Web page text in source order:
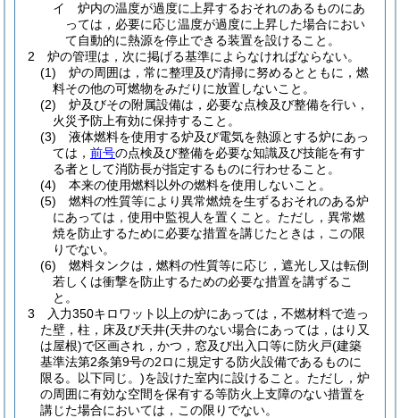
イ
炉内の温度が過度に上昇するおそれのあるものにあ
っては，必要に応じ温度が過度に上昇した場合におい
て自動的に熱源を停止できる装置を設けること。
2
炉の管理は，次に掲げる基準によらなければならない。
(1)
炉の周囲は，常に整理及び清掃に努めるとともに，燃
料その他の可燃物をみだりに放置しないこと。
(2)
炉及びその附属設備は，必要な点検及び整備を行い，
火災予防上有効に保持すること。
(3)
液体燃料を使用する炉及び電気を熱源とする炉にあっ
ては， 前号の点検及び整備を必要な知識及び技能を有す
る者として消防長が指定するものに行わせること。
(4)
本来の使用燃料以外の燃料を使用しないこと。
(5)
燃料の性質等により異常燃焼を生ずるおそれのある炉
にあっては，使用中監視人を置くこと。 ただし，異常燃
焼を防止するために必要な措置を講じたときは，この限
りでない。
(6)
燃料タンクは，燃料の性質等に応じ，遮光し又は転倒
若しくは衝撃を防止するための必要な措置を講ずるこ
と。
3
入力350キロワット以上の炉にあっては，不燃材料で造っ
た壁，柱，床及び天井(天井のない場合にあっては，はり又
は屋根)で区画され，かつ，窓及び出入口等に防火戸(建築
基準法第2条第9号の2ロに規定する防火設備であるものに
限る。以下同じ。)を設けた室内に設けること。 ただし，炉
の周囲に有効な空間を保有する等防火上支障のない措置を
講じた場合においては，この限りでない。